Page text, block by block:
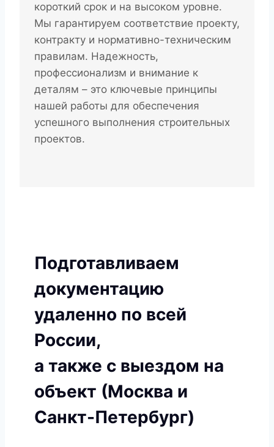
короткий срок и на высоком уровне.
Мы гарантируем соответствие проекту,
контракту и нормативно-техническим
правилам. Надежность,
профессионализм и внимание к
деталям – это ключевые принципы
нашей работы для обеспечения
успешного выполнения строительных
проектов.
Подготавливаем
документацию
удаленно по всей
России,
а также с выездом на
объект (Москва и
Санкт-Петербург)